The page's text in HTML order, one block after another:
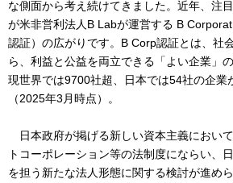
な側面から考え続けてきました。近年、注
が米非営利法人B Labが運営する B
認証）の広がりです。B Corp認証とは、社
ら、利益と公益を両立できる「よい企業」
現世界では9700社超、日本では54社の企業
（2025年3月時点）。
日本政府が掲げる新しい資本主義におい
トコーポレーション等の法制度にならい、
を担う新たな法人形態に関する検討が進め